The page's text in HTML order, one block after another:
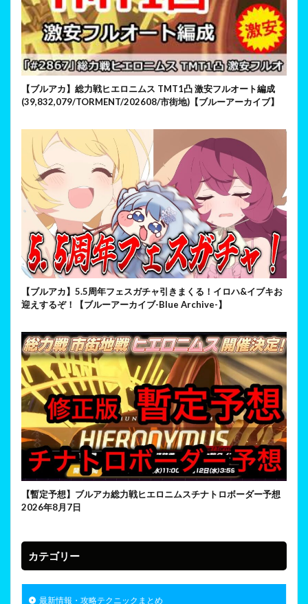
【ブルアカ】総力戦ヒエロニムス TMT1凸 激安フルオート編成
(39,832,079/TORMENT/202608/市街地)【ブルーアーカイブ】
【ブルアカ】5.5周年フェスガチャ引きまくる！イロハ&イブキお
迎えするぞ！【ブルーアーカイブ-Blue Archive-】
【暫定予想】ブルアカ総力戦ヒエロニムスチナトロボーダー予想
2026年8月7日
カテゴリー
最新情報・攻略テクニックまとめ